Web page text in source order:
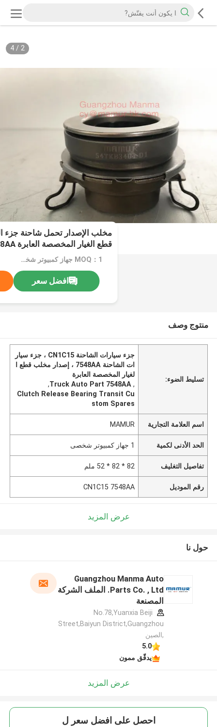
2
/
4
قطع الغيار المخصصة العابرة CN1C15 7548AA
MOQ：1 جهاز كمبيوتر شخصى
افضل سعر
منتوج وصف
تسليط الضوء:
جزء سيارات الشاحنة CN1C15 ، جزء سيار
ات الشاحنة 7548AA ، إصدار مخلب قطع ا
لغيار المخصصة العابرة
,
Truck Auto Part 7548AA
,
Clutch Release Bearing Transit Cu
stom Spares
اسم العلامة التجارية MAMUR
الحد الأدنى لكمية 1 جهاز كمبيوتر شخصى
تفاصيل التغليف 82 * 82 * 52 ملم
رقم الموديل CN1C15 7548AA
عرض المزيد
حول نا
Guangzhou Manma Auto
Parts Co. , Ltd. الملف الشركة
المصنعة
No.78,Yuanxia Beiji
Street,Baiyun District,Guangzhou
,الصين
5.0
يدقّق ممون
عرض المزيد
احصل على افضل سعر ل